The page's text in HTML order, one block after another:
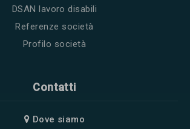
DSAN lavoro disabili
Referenze società
Profilo società
Contatti
Dove siamo